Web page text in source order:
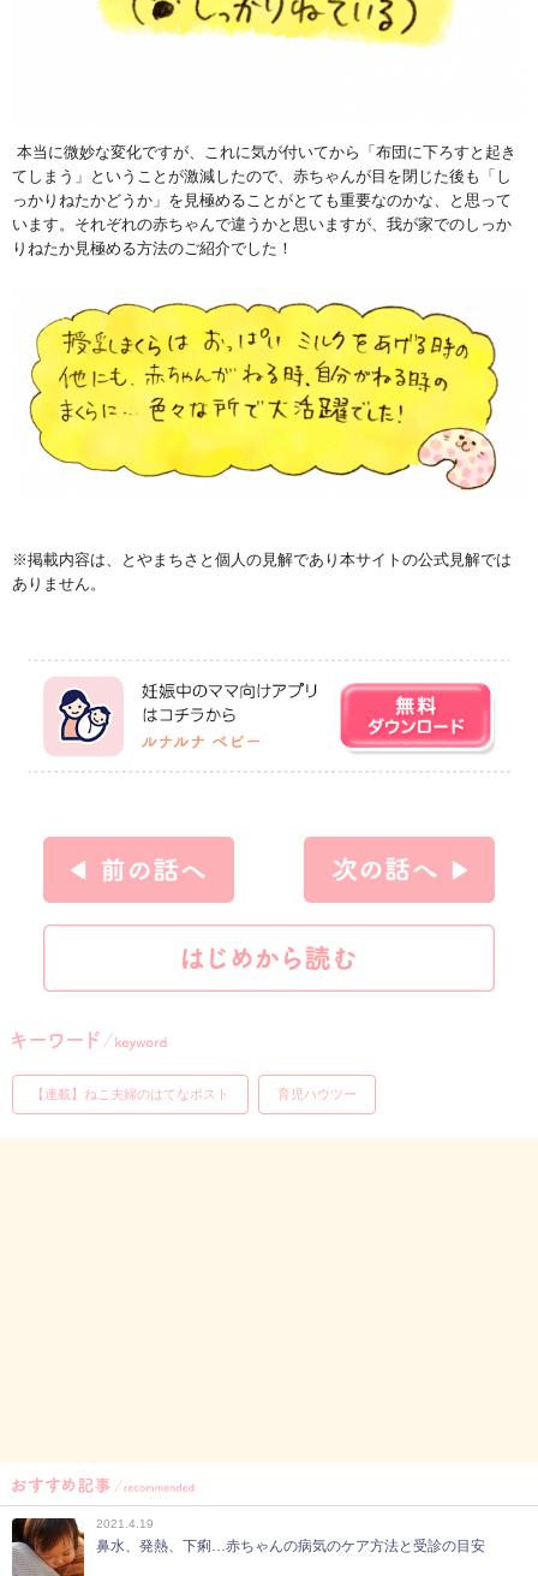
本当に微妙な変化ですが、これに気が付いてから「布団に下ろすと起き
てしまう」ということが激減したので、赤ちゃんが目を閉じた後も「し
っかりねたかどうか」を見極めることがとても重要なのかな、と思って
います。それぞれの赤ちゃんで違うかと思いますが、我が家でのしっか
りねたか見極める方法のご紹介でした！
※掲載内容は、とやまちさと個人の見解であり本サイトの公式見解では
ありません。
【連載】ねこ夫婦のはてなポスト 育児ハウツー
2021.4.19
鼻水、発熱、下痢…赤ちゃんの病気のケア方法と受診の目安